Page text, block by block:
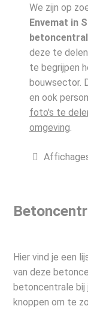
We zijn op
Envemat in
deze te
te begrijpen
bouwsector.
en ook
foto's te
omgeving
Hier vind je een
van deze
betoncentrale bij
knoppen om te